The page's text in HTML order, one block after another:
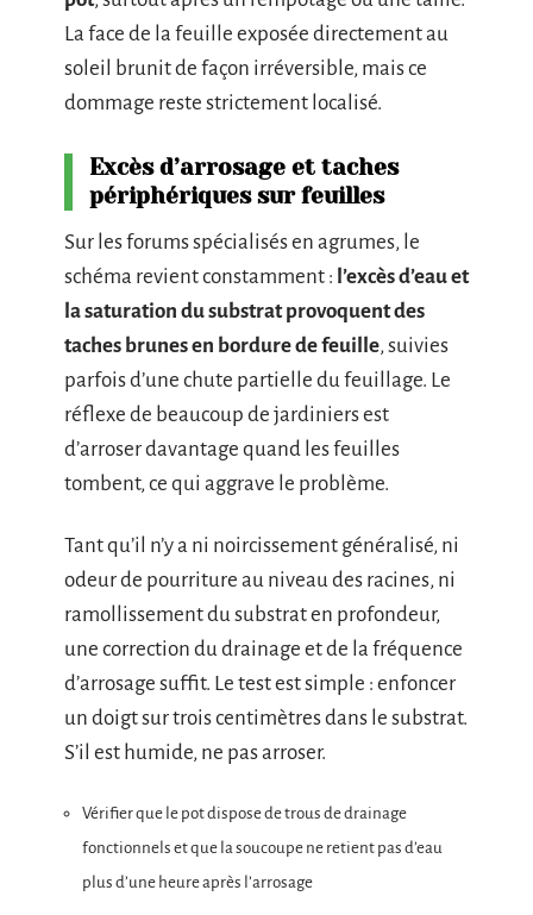
La face de la feuille exposée directement au
soleil brunit de façon irréversible, mais ce
dommage reste strictement localisé.
Excès d’arrosage et taches
périphériques sur feuilles
Sur les forums spécialisés en agrumes, le
schéma revient constamment : l’excès d’eau et
la saturation du substrat provoquent des
taches brunes en bordure de feuille, suivies
parfois d’une chute partielle du feuillage. Le
réflexe de beaucoup de jardiniers est
d’arroser davantage quand les feuilles
tombent, ce qui aggrave le problème.
Tant qu’il n’y a ni noircissement généralisé, ni
odeur de pourriture au niveau des racines, ni
ramollissement du substrat en profondeur,
une correction du drainage et de la fréquence
d’arrosage suffit. Le test est simple : enfoncer
un doigt sur trois centimètres dans le substrat.
S’il est humide, ne pas arroser.
Vérifier que le pot dispose de trous de drainage
fonctionnels et que la soucoupe ne retient pas d’eau
plus d’une heure après l’arrosage